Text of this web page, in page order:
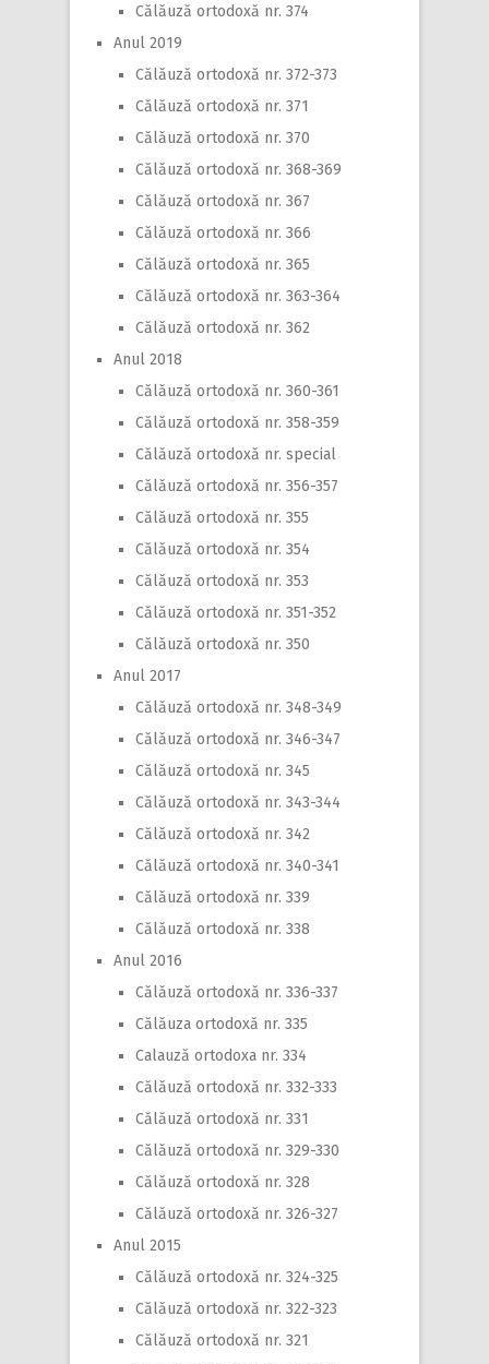
Călăuză ortodoxă nr. 374
Anul 2019
Călăuză ortodoxă nr. 372-373
Călăuză ortodoxă nr. 371
Călăuză ortodoxă nr. 370
Călăuză ortodoxă nr. 368-369
Călăuză ortodoxă nr. 367
Călăuză ortodoxă nr. 366
Călăuză ortodoxă nr. 365
Călăuză ortodoxă nr. 363-364
Călăuză ortodoxă nr. 362
Anul 2018
Călăuză ortodoxă nr. 360-361
Călăuză ortodoxă nr. 358-359
Călăuză ortodoxă nr. special
Călăuză ortodoxă nr. 356-357
Călăuză ortodoxă nr. 355
Călăuză ortodoxă nr. 354
Călăuză ortodoxă nr. 353
Călăuză ortodoxă nr. 351-352
Călăuză ortodoxă nr. 350
Anul 2017
Călăuză ortodoxă nr. 348-349
Călăuză ortodoxă nr. 346-347
Călăuză ortodoxă nr. 345
Călăuză ortodoxă nr. 343-344
Călăuză ortodoxă nr. 342
Călăuză ortodoxă nr. 340-341
Călăuză ortodoxă nr. 339
Călăuză ortodoxă nr. 338
Anul 2016
Călăuză ortodoxă nr. 336-337
Călăuza ortodoxă nr. 335
Calauză ortodoxa nr. 334
Călăuză ortodoxă nr. 332-333
Călăuză ortodoxă nr. 331
Călăuză ortodoxă nr. 329-330
Călăuză ortodoxă nr. 328
Călăuză ortodoxă nr. 326-327
Anul 2015
Călăuză ortodoxă nr. 324-325
Călăuză ortodoxă nr. 322-323
Călăuză ortodoxă nr. 321